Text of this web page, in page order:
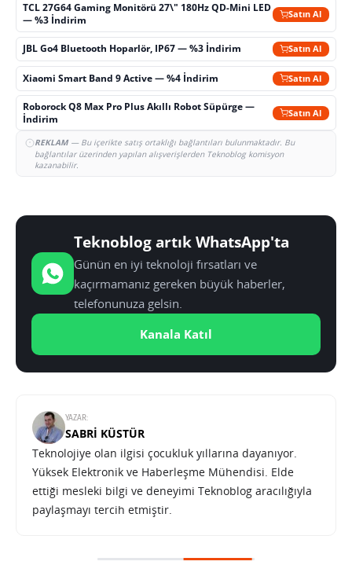
TCL 27G64 Gaming Monitörü 27\" 180Hz QD-Mini LED
— %3 İndirim
Satın Al
JBL Go4 Bluetooth Hoparlör, IP67 — %3 İndirim Satın Al
Xiaomi Smart Band 9 Active — %4 İndirim Satın Al
Roborock Q8 Max Pro Plus Akıllı Robot Süpürge —
İndirim
Satın Al
REKLAM— Bu içerikte satış ortaklığı bağlantıları bulunmaktadır. Bu
bağlantılar üzerinden yapılan alışverişlerden Teknoblog komisyon
kazanabilir.
Teknoblog artık WhatsApp'ta
Günün en iyi teknoloji fırsatları ve
kaçırmamanız gereken büyük haberler,
telefonunuza gelsin.
Kanala Katıl
YAZAR:
SABRI KÜSTÜR
Teknolojiye olan ilgisi çocukluk yıllarına dayanıyor.
Yüksek Elektronik ve Haberleşme Mühendisi. Elde
ettiği mesleki bilgi ve deneyimi Teknoblog aracılığıyla
paylaşmayı tercih etmiştir.